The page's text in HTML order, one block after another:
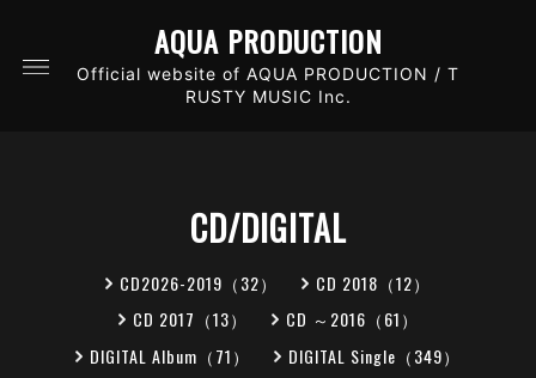
AQUA PRODUCTION
Official website of AQUA PRODUCTION / T
RUSTY MUSIC Inc.
CD/DIGITAL
CD2026-2019（32）
CD 2018（12）
CD 2017（13）
CD ～2016（61）
DIGITAL Album（71）
DIGITAL Single（349）